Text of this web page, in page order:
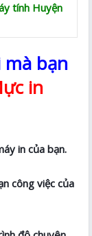
tính Huyện
bạn
in
in của bạn.
công việc của